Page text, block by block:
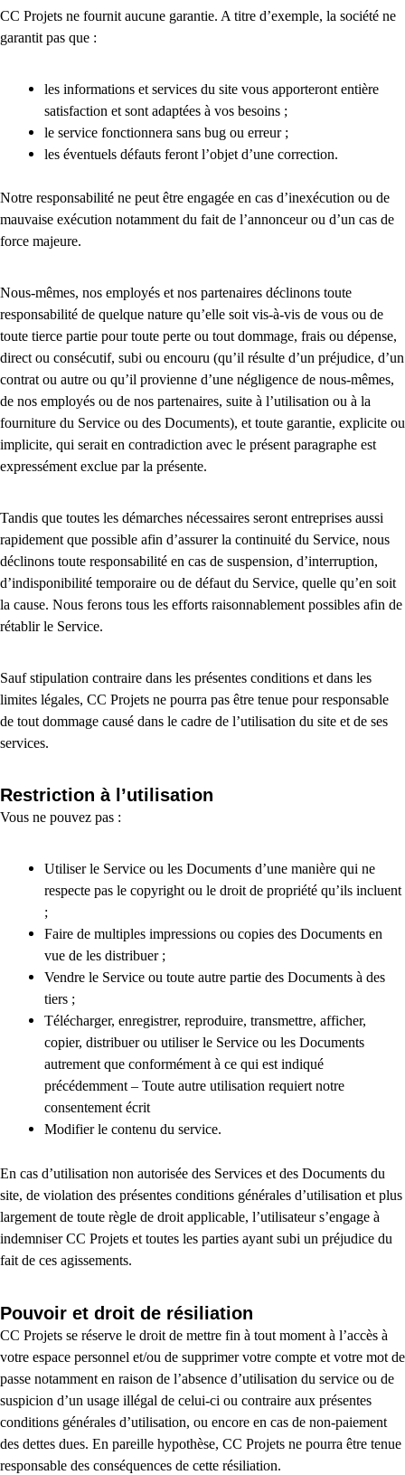
CC Projets ne fournit aucune garantie. A titre d’exemple, la société ne
garantit pas que :
les informations et services du site vous apporteront entière
satisfaction et sont adaptées à vos besoins ;
le service fonctionnera sans bug ou erreur ;
les éventuels défauts feront l’objet d’une correction.
Notre responsabilité ne peut être engagée en cas d’inexécution ou de
mauvaise exécution notamment du fait de l’annonceur ou d’un cas de
force majeure.
Nous-mêmes, nos employés et nos partenaires déclinons toute
responsabilité de quelque nature qu’elle soit vis-à-vis de vous ou de
toute tierce partie pour toute perte ou tout dommage, frais ou dépense,
direct ou consécutif, subi ou encouru (qu’il résulte d’un préjudice, d’un
contrat ou autre ou qu’il provienne d’une négligence de nous-mêmes,
de nos employés ou de nos partenaires, suite à l’utilisation ou à la
fourniture du Service ou des Documents), et toute garantie, explicite ou
implicite, qui serait en contradiction avec le présent paragraphe est
expressément exclue par la présente.
Tandis que toutes les démarches nécessaires seront entreprises aussi
rapidement que possible afin d’assurer la continuité du Service, nous
déclinons toute responsabilité en cas de suspension, d’interruption,
d’indisponibilité temporaire ou de défaut du Service, quelle qu’en soit
la cause. Nous ferons tous les efforts raisonnablement possibles afin de
rétablir le Service.
Sauf stipulation contraire dans les présentes conditions et dans les
limites légales, CC Projets ne pourra pas être tenue pour responsable
de tout dommage causé dans le cadre de l’utilisation du site et de ses
services.
Restriction à l’utilisation
Vous ne pouvez pas :
Utiliser le Service ou les Documents d’une manière qui ne
respecte pas le copyright ou le droit de propriété qu’ils incluent
;
Faire de multiples impressions ou copies des Documents en
vue de les distribuer ;
Vendre le Service ou toute autre partie des Documents à des
tiers ;
Télécharger, enregistrer, reproduire, transmettre, afficher,
copier, distribuer ou utiliser le Service ou les Documents
autrement que conformément à ce qui est indiqué
précédemment – Toute autre utilisation requiert notre
consentement écrit
Modifier le contenu du service.
En cas d’utilisation non autorisée des Services et des Documents du
site, de violation des présentes conditions générales d’utilisation et plus
largement de toute règle de droit applicable, l’utilisateur s’engage à
indemniser CC Projets et toutes les parties ayant subi un préjudice du
fait de ces agissements.
Pouvoir et droit de résiliation
CC Projets se réserve le droit de mettre fin à tout moment à l’accès à
votre espace personnel et/ou de supprimer votre compte et votre mot de
passe notamment en raison de l’absence d’utilisation du service ou de
suspicion d’un usage illégal de celui-ci ou contraire aux présentes
conditions générales d’utilisation, ou encore en cas de non-paiement
des dettes dues. En pareille hypothèse, CC Projets ne pourra être tenue
responsable des conséquences de cette résiliation.